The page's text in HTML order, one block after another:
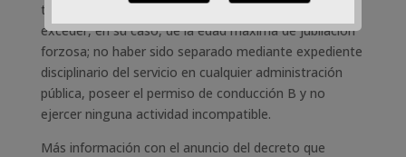
tareas de la plaza; tener cumplidos 16 años y no
exceder, en su caso, de la edad máxima de jubilación
forzosa; no haber sido separado mediante expediente
disciplinario del servicio en cualquier administración
pública, poseer el permiso de conducción B y no
ejercer ninguna actividad incompatible.
Más información con el anuncio del decreto que